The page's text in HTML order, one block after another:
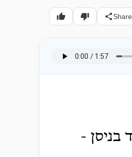
Share
בניסן -